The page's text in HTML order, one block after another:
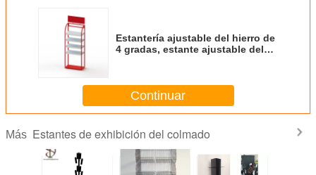
Estantería ajustable del hierro de
4 gradas, estante ajustable del
Continuar
Más Estantes de exhibición del colmado